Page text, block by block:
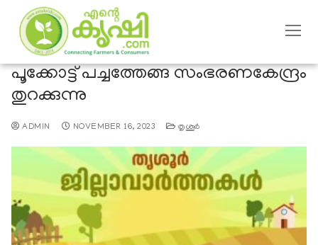
പൂക്കോട്ട് പച്ചത്തേങ്ങ സംഭരണകേന്ദ്രം
തുറക്കുന്നു
ADMIN NOVEMBER 16, 2023 തൃശൂര്‍